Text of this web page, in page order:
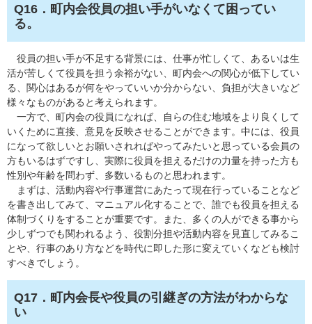
Q16．町内会役員の担い手がいなくて困ってい
る。
役員の担い手が不足する背景には、仕事が忙しくて、あるいは生
活が苦しくて役員を担う余裕がない、町内会への関心が低下してい
る、関心はあるが何をやっていいか分からない、負担が大きいなど
様々なものがあると考えられます。
一方で、町内会の役員になれば、自らの住む地域をより良くして
いくために直接、意見を反映させることができます。中には、役員
になって欲しいとお願いされればやってみたいと思っている会員の
方もいるはずですし、実際に役員を担えるだけの力量を持った方も
性別や年齢を問わず、多数いるものと思われます。
まずは、活動内容や行事運営にあたって現在行っていることなど
を書き出してみて、マニュアル化することで、誰でも役員を担える
体制づくりをすることが重要です。また、多くの人ができる事から
少しずつでも関われるよう、役割分担や活動内容を見直してみるこ
とや、行事のあり方などを時代に即した形に変えていくなども検討
すべきでしょう。
Q17．町内会長や役員の引継ぎの方法がわからな
い